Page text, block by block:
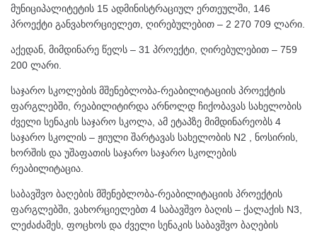
მუნიციპალიტეტის 15 ადმინისტრაციულ ერთეულში, 146
პროექტი განვახორციელეთ, ღირებულებით – 2 270 709 ლარი.
აქედან, მიმდინარე წელს – 31 პროექტი, ღირებულებით – 759
200 ლარი.
საჯარო სკოლების მშენებლობა-რეაბილიტაციის პროექტის
ფარგლებში, რეაბილიტირდა არნოლდ ჩიქობავას სახელობის
ძველი სენაკის საჯარო სკოლა, ამ ეტაპზე მიმდინარეობს 4
საჯარო სკოლის – ჟიული შარტავას სახელობის N2 , ნოსირის,
ხორშის და უშაფათის საჯარო საჯარო სკოლების
რეაბილიტაცია.
საბავშვო ბაღების მშენებლობა-რეაბილიტაციის პროექტის
ფარგლებში, ვახორციელებთ 4 საბავშვო ბაღის – ქალაქის N3,
ლეძაძამეს, ფოცხოს და ძველი სენაკის საბავშვო ბაღების